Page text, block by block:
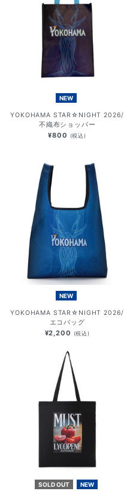
NEW
YOKOHAMA STAR☆NIGHT 2026/
不織布ショッパー
¥800 (税込)
NEW
YOKOHAMA STAR☆NIGHT 2026/
エコバッグ
¥2,200 (税込)
SOLD OUT NEW